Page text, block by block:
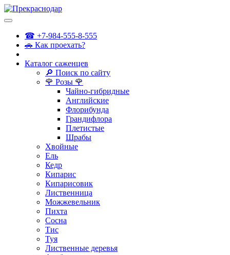
☎ +7-984-555-8-555
🚗 Как проехать?
Каталог саженцев
🔎 Поиск по сайту
🌹 Розы 🌹
Чайно-гибридные
Английские
Флорибунда
Грандифлора
Плетистые
Шрабы
Хвойные
Ель
Кедр
Кипарис
Кипарисовик
Лиственница
Можжевельник
Пихта
Сосна
Тис
Туя
Лиственные деревья